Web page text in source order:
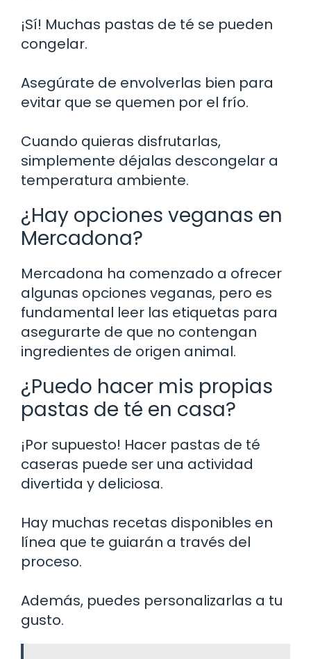
¡Sí! Muchas pastas de té se pueden
congelar.
Asegúrate de envolverlas bien para
evitar que se quemen por el frío.
Cuando quieras disfrutarlas,
simplemente déjalas descongelar a
temperatura ambiente.
¿Hay opciones veganas en
Mercadona?
Mercadona ha comenzado a ofrecer
algunas opciones veganas, pero es
fundamental leer las etiquetas para
asegurarte de que no contengan
ingredientes de origen animal.
¿Puedo hacer mis propias
pastas de té en casa?
¡Por supuesto! Hacer pastas de té
caseras puede ser una actividad
divertida y deliciosa.
Hay muchas recetas disponibles en
línea que te guiarán a través del
proceso.
Además, puedes personalizarlas a tu
gusto.